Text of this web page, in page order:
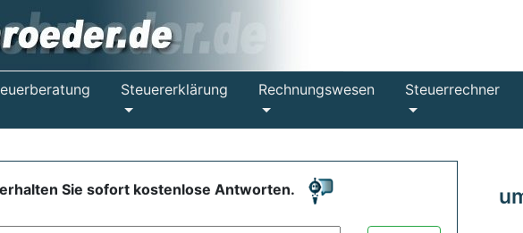
Steuererklärung Rechnungswesen Steuerrechner
Sie sofort kostenlose Antworten.